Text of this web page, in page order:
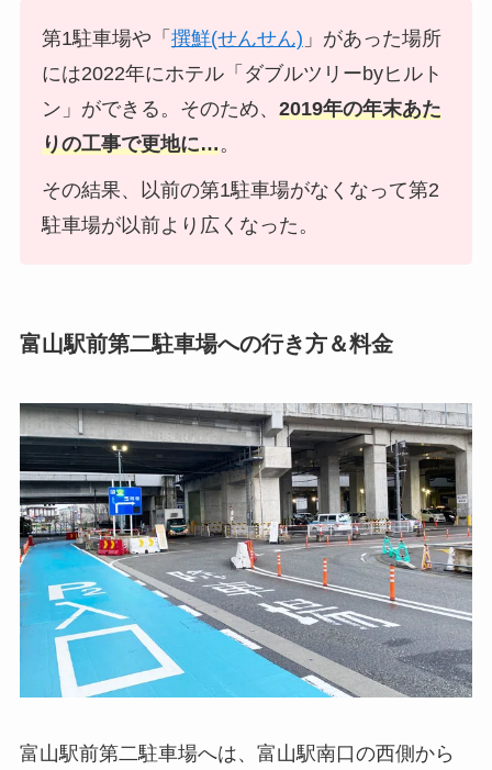
第1駐車場や「 撰鮮(せんせん) 」があった場所
には2022年にホテル「ダブルツリーbyヒルト
ン」ができる。そのため、 2019年の年末あた
りの工事で更地に…。
その結果、以前の第1駐車場がなくなって第2
駐車場が以前より広くなった。
富山駅前第二駐車場への行き方＆料金
富山駅前第二駐車場へは、富山駅南口の西側から